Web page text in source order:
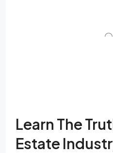
Learn The
Estate